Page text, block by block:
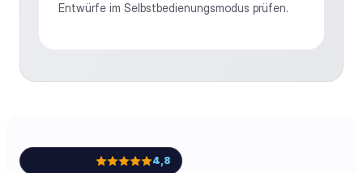
Entwürfe im Selbstbedienungsmodus prüfen.
4,8